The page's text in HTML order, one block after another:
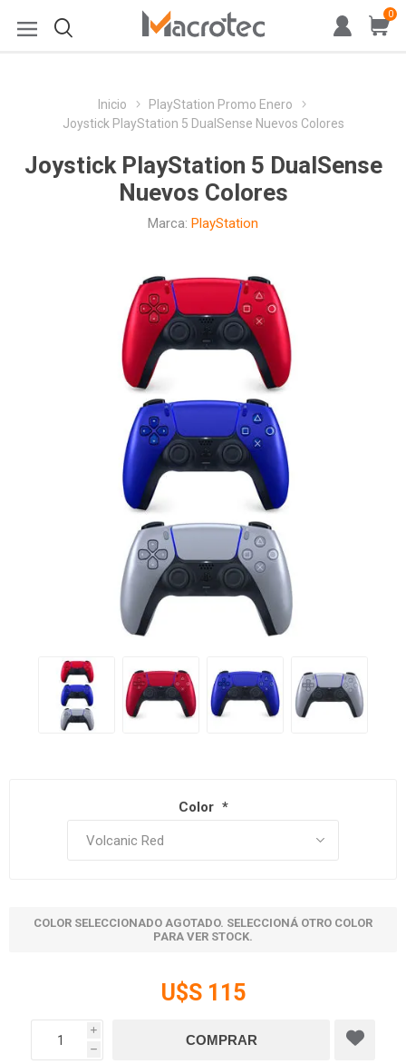
0
Inicio
PlayStation Promo Enero
Joystick PlayStation 5 DualSense Nuevos Colores
Joystick PlayStation 5 DualSense
Nuevos Colores
Marca: PlayStation
Color *
COLOR SELECCIONADO AGOTADO. SELECCIONÁ OTRO COLOR
PARA VER STOCK.
U$S 115
i
h